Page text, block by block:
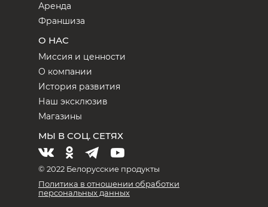
Аренда
Франшиза
О НАС
Миссия и ценности
О компании
История развития
Наш эксклюзив
Магазины
МЫ В СОЦ. СЕТЯХ
© 2022 Белорусские продукты
Политика в отношении обработки
персональных данных